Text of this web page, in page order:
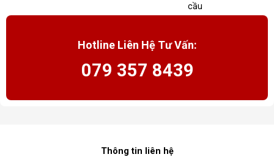
cầu
Hotline Liên Hệ Tư Vấn:
079 357 8439
Thông tin liên hệ